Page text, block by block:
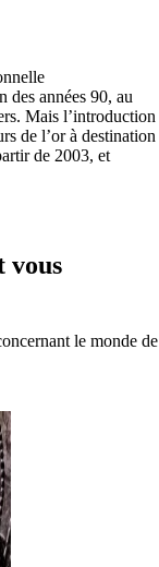
des années 90, au
Mais l’introduction
de l’or à destination
de 2003, et
vous
le monde de